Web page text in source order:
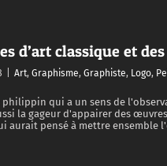
d’art classique et
Art, Graphisme, Graphiste, Logo,
philippin qui a un sens de
la gageur d'appairer des
aurait pensé à mettre ensemble